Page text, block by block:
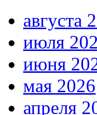
августа
июля
июня
мая 2026
апреля